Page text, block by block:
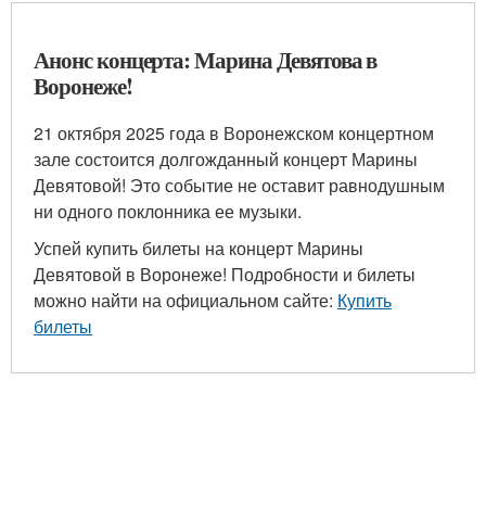
Анонс концерта: Марина Девятова в
Воронеже!
21 октября 2025 года в Воронежском концертном
зале состоится долгожданный концерт Марины
Девятовой! Это событие не оставит равнодушным
ни одного поклонника ее музыки.
Успей купить билеты на концерт Марины
Девятовой в Воронеже! Подробности и билеты
можно найти на официальном сайте: Купить
билеты